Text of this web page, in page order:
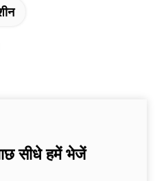
सीधे हमें भेजें